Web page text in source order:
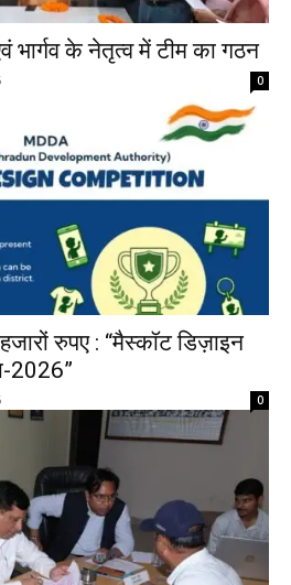
भार्गव के नेतृत्व में टीम का गठन
0
रुपए : “मैस्कॉट डिज़ाइन
2026”
0